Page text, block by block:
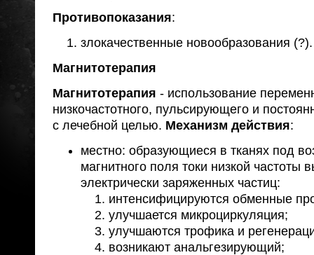
Противопоказания:
злокачественные новообразования (?).
Магнитотерапия
Магнитотерапия - использование
низкочастотного, пульсирующего и
с лечебной целью. Механизм действия:
местно: образующиеся в тканях под
магнитного поля токи низкой частоты
электрически заряженных частиц:
интенсифицируются обменные
улучшается микроциркуляция;
улучшаются трофика и
возникают анальгезирующий;